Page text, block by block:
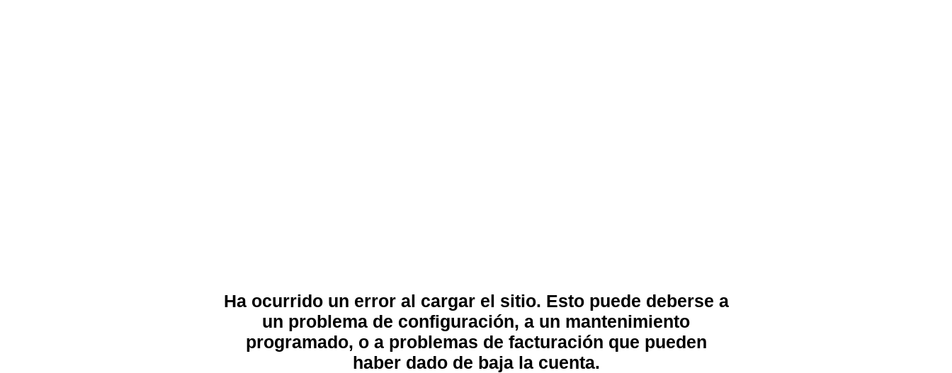
Ha ocurrido un error al cargar el sitio. Esto puede deberse a
un problema de configuración, a un mantenimiento
programado, o a problemas de facturación que pueden
haber dado de baja la cuenta.